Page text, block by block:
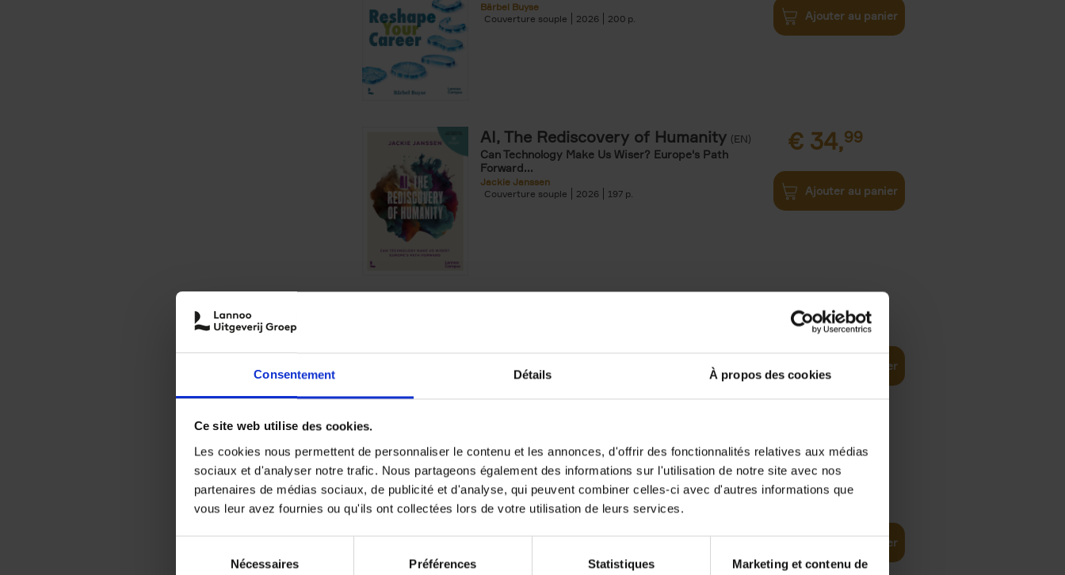
Consentement Détails À propos des cookies
Ce site web utilise des cookies.
Les cookies nous permettent de personnaliser le contenu et les annonces, d'offrir des fonctionnalités relatives aux médias
sociaux et d'analyser notre trafic. Nous partageons également des informations sur l'utilisation de notre site avec nos
partenaires de médias sociaux, de publicité et d'analyse, qui peuvent combiner celles-ci avec d'autres informations que
vous leur avez fournies ou qu'ils ont collectées lors de votre utilisation de leurs services.
Nécessaires Préférences Statistiques
Marketing et contenu de
Bärbel Buyse
Couverture souple
2026 200 Ajouter au panier
AI, The Rediscovery of Humanity (EN)
Can Technology Make Us Wiser? Europe's Path
Forward...
Jackie Janssen
Couverture souple
2026 197
€ 34,99
Ajouter au panier
Learning to Think and Act Smarter with Digital and AI
Couverture souple
€34,99
Ajouter au panier
Why now? ENG (EN)
Michael Humblet
€34,99
Ajouter au panier